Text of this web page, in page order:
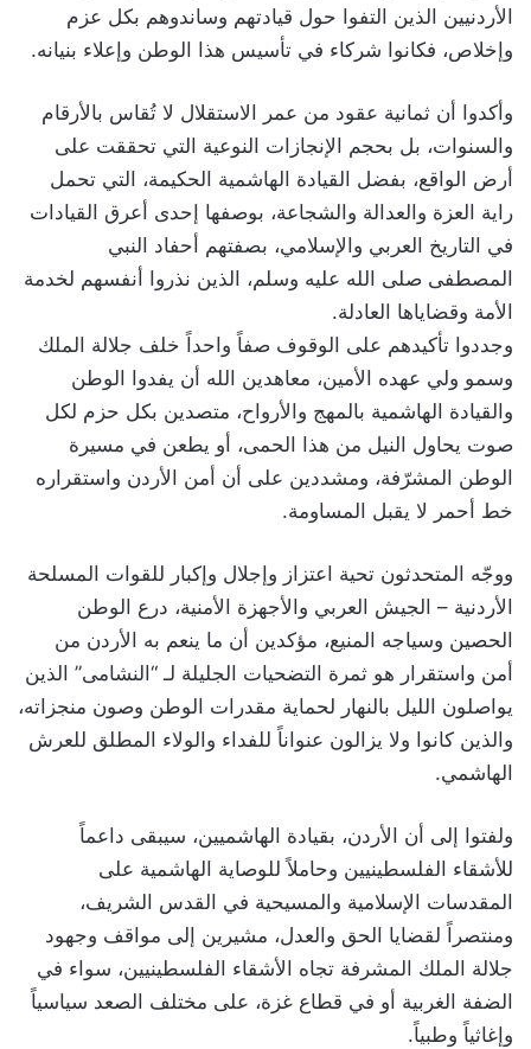
الأردنيين الذين التفوا حول قيادتهم وساندوهم بكل عزم
وإخلاص، فكانوا شركاء في تأسيس هذا الوطن وإعلاء بنيانه.
وأكدوا أن ثمانية عقود من عمر الاستقلال لا تُقاس بالأرقام
والسنوات، بل بحجم الإنجازات النوعية التي تحققت على
أرض الواقع، بفضل القيادة الهاشمية الحكيمة، التي تحمل
راية العزة والعدالة والشجاعة، بوصفها إحدى أعرق القيادات
في التاريخ العربي والإسلامي، بصفتهم أحفاد النبي
المصطفى صلى الله عليه وسلم، الذين نذروا أنفسهم لخدمة
الأمة وقضاياها العادلة.
وجددوا تأكيدهم على الوقوف صفاً واحداً خلف جلالة الملك
وسمو ولي عهده الأمين، معاهدين الله أن يفدوا الوطن
والقيادة الهاشمية بالمهج والأرواح، متصدين بكل حزم لكل
صوت يحاول النيل من هذا الحمى، أو يطعن في مسيرة
الوطن المشرّفة، ومشددين على أن أمن الأردن واستقراره
خط أحمر لا يقبل المساومة.
ووجّه المتحدثون تحية اعتزاز وإجلال وإكبار للقوات المسلحة
الأردنية – الجيش العربي والأجهزة الأمنية، درع الوطن
الحصين وسياجه المنيع، مؤكدين أن ما ينعم به الأردن من
أمن واستقرار هو ثمرة التضحيات الجليلة لـ “النشامى” الذين
يواصلون الليل بالنهار لحماية مقدرات الوطن وصون منجزاته،
والذين كانوا ولا يزالون عنواناً للفداء والولاء المطلق للعرش
الهاشمي.
ولفتوا إلى أن الأردن، بقيادة الهاشميين، سيبقى داعماً
للأشقاء الفلسطينيين وحاملاً للوصاية الهاشمية على
المقدسات الإسلامية والمسيحية في القدس الشريف،
ومنتصراً لقضايا الحق والعدل، مشيرين إلى مواقف وجهود
جلالة الملك المشرفة تجاه الأشقاء الفلسطينيين، سواء في
الضفة الغربية أو في قطاع غزة، على مختلف الصعد سياسياً
وإغاثياً وطبياً.